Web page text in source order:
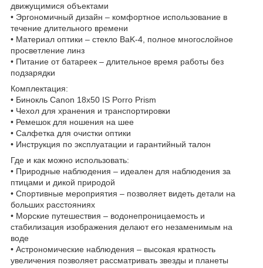
движущимися объектами
• Эргономичный дизайн – комфортное использование в
течение длительного времени
• Материал оптики – стекло BaK-4, полное многослойное
просветление линз
• Питание от батареек – длительное время работы без
подзарядки
Комплектация:
• Бинокль Canon 18x50 IS Porro Prism
• Чехол для хранения и транспортировки
• Ремешок для ношения на шее
• Салфетка для очистки оптики
• Инструкция по эксплуатации и гарантийный талон
Где и как можно использовать:
• Природные наблюдения – идеален для наблюдения за
птицами и дикой природой
• Спортивные мероприятия – позволяет видеть детали на
больших расстояниях
• Морские путешествия – водонепроницаемость и
стабилизация изображения делают его незаменимым на
воде
• Астрономические наблюдения – высокая кратность
увеличения позволяет рассматривать звезды и планеты